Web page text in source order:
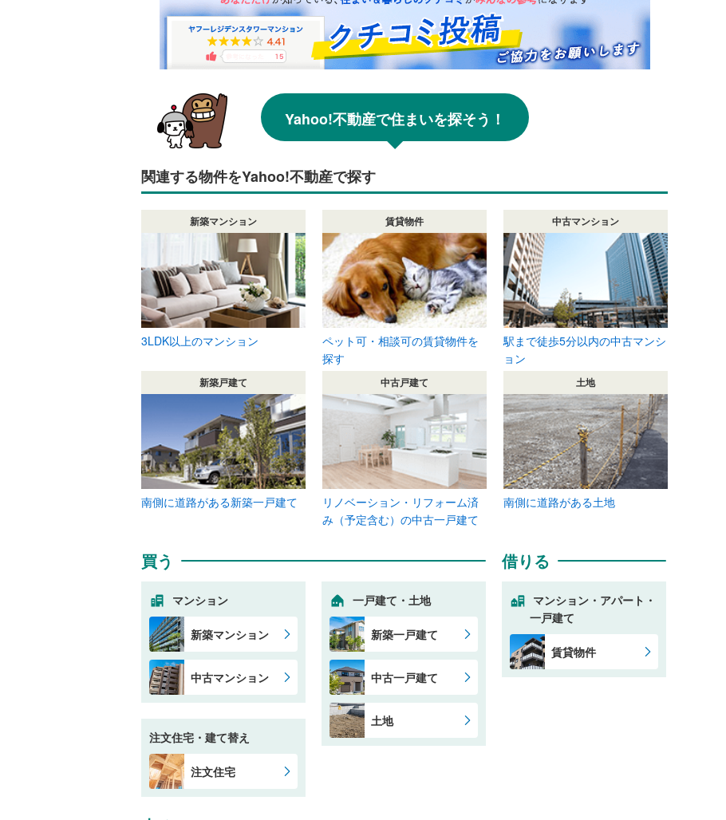
Yahoo!不動産で住まいを探そう！
関連する物件をYahoo!不動産で探す
新築マンション
3LDK以上のマンション
賃貸物件
ペット可・相談可の賃貸物件を
探す
中古マンション
駅まで徒歩5分以内の中古マンシ
ョン
新築戸建て
南側に道路がある新築一戸建て
中古戸建て
リノベーション・リフォーム済
み（予定含む）の中古一戸建て
土地
南側に道路がある土地
買う
マンション
新築マンション
中古マンション
注文住宅・建て替え
注文住宅
一戸建て・土地
新築一戸建て
中古一戸建て
土地
借りる
マンション・アパート・
一戸建て
賃貸物件